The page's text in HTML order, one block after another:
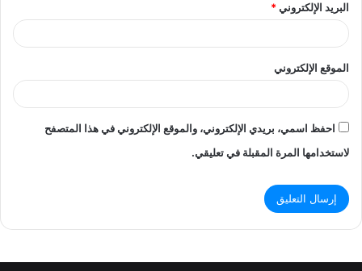
البريد الإلكتروني*
الموقع الإلكتروني
احفظ اسمي، بريدي الإلكتروني، والموقع الإلكتروني في هذا المتصفح
لاستخدامها المرة المقبلة في تعليقي.